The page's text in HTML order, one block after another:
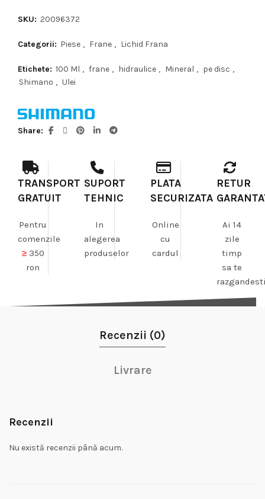
SKU: 20096372
Categorii: Piese , Frane , Lichid Frana
Etichete: 100 Ml , frane , hidraulice , Mineral , pe disc ,
Shimano , Ulei
Share
TRANSPORT
GRATUIT
Pentru
comenzile
≥350
ron
SUPORT
TEHNIC
In
alegerea
produselor
PLATA
SECURIZATA
Online
cu
cardul
RETUR
Ai 14
zile
timp
sa te
Recenzii (0)
Livrare
Recenzii
Nu există recenzii până acum.